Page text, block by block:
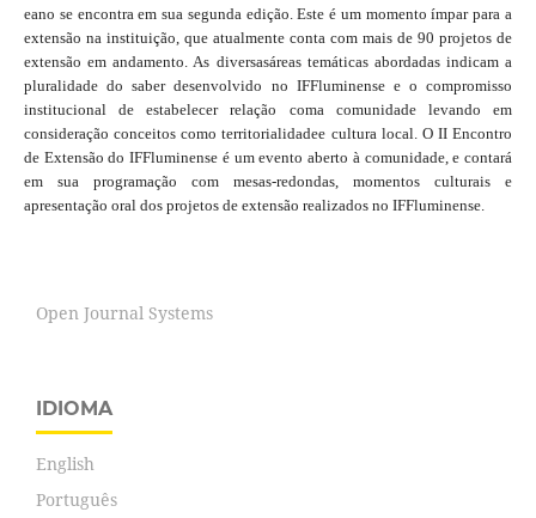
eano se encontra em sua segunda edição. Este é um momento ímpar para a
extensão na instituição, que atualmente conta com mais de 90 projetos de
extensão em andamento. As diversasáreas temáticas abordadas indicam a
pluralidade do saber desenvolvido no IFFluminense e o compromisso
institucional de estabelecer relação coma comunidade levando em
consideração conceitos como territorialidadee cultura local. O II Encontro
de Extensão do IFFluminense é um evento aberto à comunidade, e contará
em sua programação com mesas-redondas, momentos culturais e
apresentação oral dos projetos de extensão realizados no IFFluminense.
Open Journal Systems
IDIOMA
English
Português